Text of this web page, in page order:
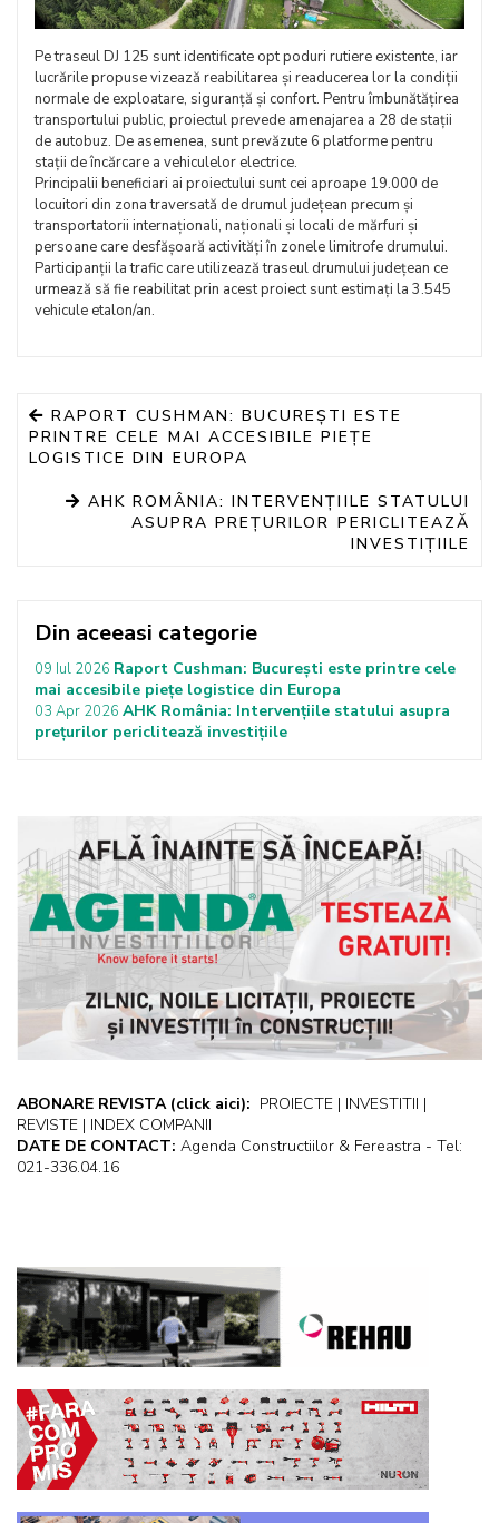
Pe traseul DJ 125 sunt identificate opt poduri rutiere existente, iar
lucrările propuse vizează reabilitarea și readucerea lor la condiții
normale de exploatare, siguranță și confort. Pentru îmbunătățirea
transportului public, proiectul prevede amenajarea a 28 de stații
de autobuz. De asemenea, sunt prevăzute 6 platforme pentru
stații de încărcare a vehiculelor electrice.
Principalii beneficiari ai proiectului sunt cei aproape 19.000 de
locuitori din zona traversată de drumul județean precum și
transportatorii internaționali, naționali și locali de mărfuri și
persoane care desfășoară activități în zonele limitrofe drumului.
Participanții la trafic care utilizează traseul drumului județean ce
urmează să fie reabilitat prin acest proiect sunt estimați la 3.545
vehicule etalon/an.
RAPORT CUSHMAN: BUCUREȘTI ESTE
PRINTRE CELE MAI ACCESIBILE PIEȚE
LOGISTICE DIN EUROPA
AHK ROMÂNIA: INTERVENȚIILE STATULUI
ASUPRA PREȚURILOR PERICLITEAZĂ
INVESTIȚIILE
Din aceeasi categorie
09 Iul 2026 Raport Cushman: București este printre cele
mai accesibile piețe logistice din Europa
03 Apr 2026 AHK România: Intervențiile statului asupra
prețurilor periclitează investițiile
ABONARE REVISTA (click aici): PROIECTE | INVESTITII |
REVISTE | INDEX COMPANII
DATE DE CONTACT: Agenda Constructiilor & Fereastra - Tel:
021-336.04.16